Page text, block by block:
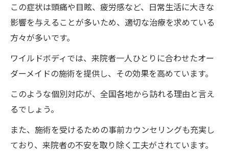
来院者とその家族の声
整体院ワイルドボディの独自技術で脳脊髄液減
独自技術の詳細と特徴
治療技術の認定と資格
技術の普及と未来の展望
来院者のための技術提供の使命
この症状は頭痛や目眩、疲労感など、日常生活に大きな
影響を与えることが多いため、適切な治療を求めている
方々が多いです。
ワイルドボディでは、来院者一人ひとりに合わせたオー
ダーメイドの施術を提供し、その効果を高めています。
このような個別対応が、全国各地から訪れる理由と言え
るでしょう。
また、施術を受けるための事前カウンセリングも充実し
ており、来院者の不安を取り除く工夫がされています。